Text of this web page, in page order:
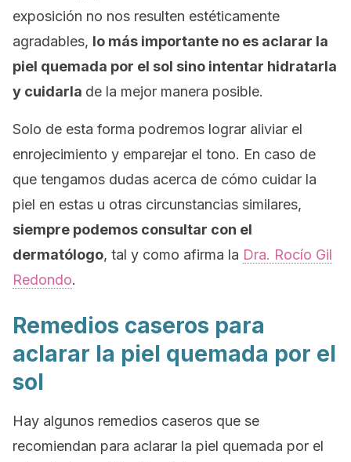
exposición no nos resulten estéticamente
agradables, lo más importante no es aclarar la
piel quemada por el sol sino intentar hidratarla
y cuidarla de la mejor manera posible.
Solo de esta forma podremos lograr aliviar el
enrojecimiento y emparejar el tono. En caso de
que tengamos dudas acerca de cómo cuidar la
piel en estas u otras circunstancias similares,
siempre podemos consultar con el
dermatólogo, tal y como afirma la Dra. Rocío Gil
Redondo.
Remedios caseros para
aclarar la piel quemada por el
sol
Hay algunos remedios caseros que se
recomiendan para aclarar la piel quemada por el